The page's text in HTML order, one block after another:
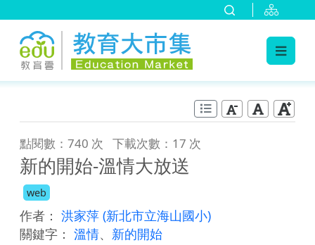
點閱數：740 次 下載次數：17 次
新的開始-溫情大放送
web
作者： 洪家萍 (新北市立海山國小)
關鍵字： 溫情、 新的開始